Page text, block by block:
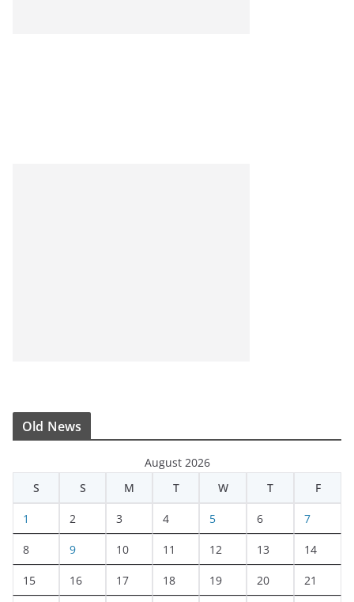
Old News
August 2026
S
S M T W T F
1 2 3 4 5 6 7
8 9 10 11 12 13 14
15 16 17 18 19 20 21